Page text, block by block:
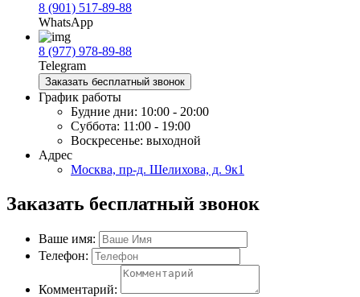
8 (901) 517-89-88
WhatsApp
8 (977) 978-89-88
Telegram
Заказать бесплатный звонок
График работы
Будние дни: 10:00 - 20:00
Суббота: 11:00 - 19:00
Воскресенье: выходной
Адрес
Москва, пр-д. Шелихова, д. 9к1
Заказать бесплатный звонок
Ваше имя:
Телефон:
Комментарий: